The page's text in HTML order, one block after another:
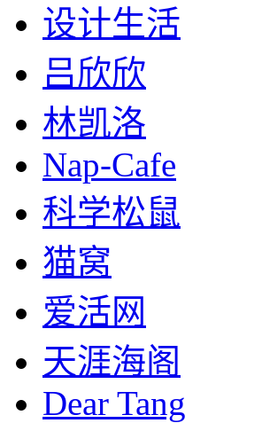
设计生活
吕欣欣
林凯洛
Nap-Cafe
科学松鼠
猫窝
爱活网
天涯海阁
Dear Tang